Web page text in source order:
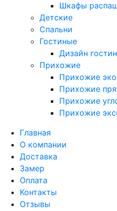
Шкафы
Детские
Спальни
Гостиные
Дизайн
Прихожие
Прихожие
Прихожие
Прихожие
Прихожие
Главная
О компании
Доставка
Замер
Оплата
Контакты
Отзывы